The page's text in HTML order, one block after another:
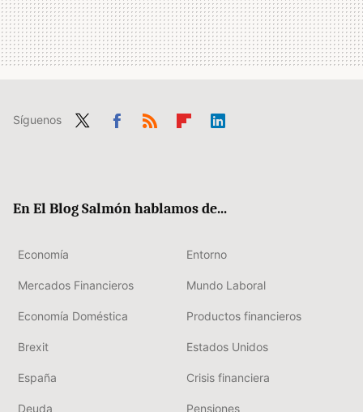
Síguenos
En El Blog Salmón hablamos de...
Economía Entorno
Mercados Financieros Mundo Laboral
Economía Doméstica Productos financieros
Brexit Estados Unidos
España Crisis financiera
Deuda Pensiones